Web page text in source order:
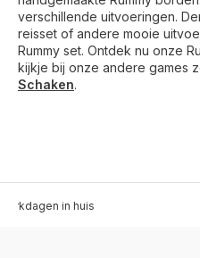
verschillende uitvoeringen.
reisset of andere mooie
Rummy set. Ontdek nu onze
kijkje bij onze andere games
Schaken.
in huis